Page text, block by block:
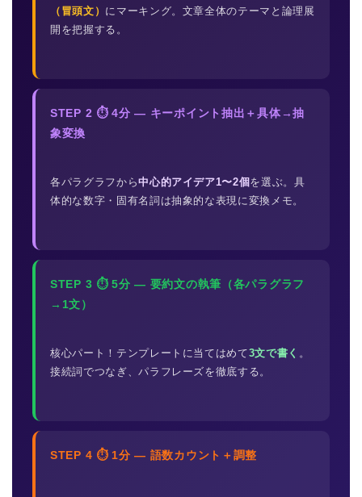
（冒頭文） にマーキング。文章全体のテーマと論理展
開を把握する。
STEP 2 ⏱ 4分 — キーポイント抽出＋具体→抽
象変換
各パラグラフから中心的アイデア1〜2個 を選ぶ。具
体的な数字・固有名詞は抽象的な表現に変換メモ。
STEP 3 ⏱ 5分 — 要約文の執筆（各パラグラフ
→1文）
核心パート！テンプレートに当てはめて3文で書く 。
接続詞でつなぎ、パラフレーズを徹底する。
STEP 4 ⏱ 1分 — 語数カウント＋調整